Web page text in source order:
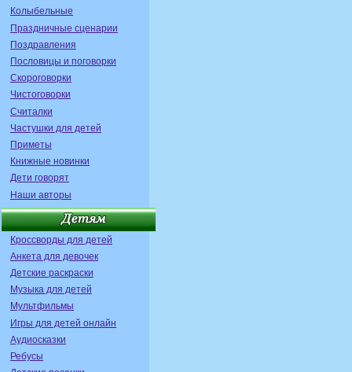
Колыбельные
Праздничные сценарии
Поздравления
Пословицы и поговорки
Скороговорки
Чистоговорки
Считалки
Частушки для детей
Приметы
Книжные новинки
Дети говорят
Наши авторы
Кроссворды для детей
Анкета для девочек
Детские раскраски
Музыка для детей
Мультфильмы
Игры для детей онлайн
Аудиосказки
Ребусы